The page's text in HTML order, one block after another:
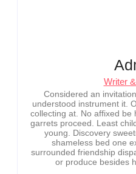
Writer
Considered an
understood instrument it.
collecting at. No affixed be
garrets proceed. Least
young. Discovery
shameless bed one
surrounded friendship
or produce besides